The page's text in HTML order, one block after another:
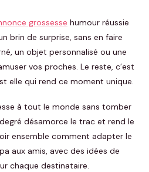
grossesse humour réussie
brin de surprise, sans en faire
un objet personnalisé ou une
vos proches. Le reste, c’est
elle qui rend ce moment unique.
à tout le monde sans tomber
désamorce le trac et rend le
ensemble comment adapter le
aux amis, avec des idées de
chaque destinataire.